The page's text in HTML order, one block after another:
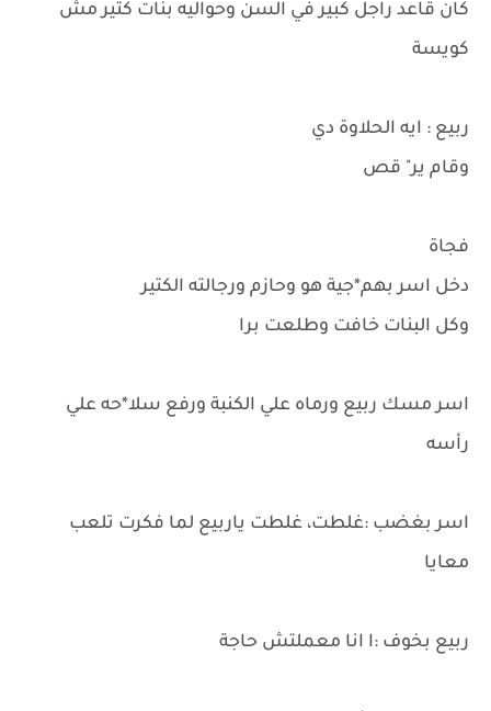
كان قاعد راجل كبير في السن وحواليه بنات كتير مش
كويسة
ربيع : ايه الحلاوة دي
وقام ير" قص
فجاة
دخل اسر بهم*جية هو وحازم ورجالته الكتير
وكل البنات خافت وطلعت برا
اسر مسك ربيع ورماه علي الكنبة ورفع سلا*حه علي
رأسه
اسر بغضب :غلطت، غلطت ياربيع لما فكرت تلعب
معايا
ربيع بخوف :ا انا معملتش حاجة